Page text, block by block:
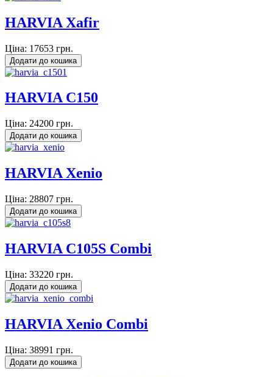
HARVIA Xafir
Ціна: 17653 грн.
HARVIA C150
Ціна: 24200 грн.
HARVIA Xenio
Ціна: 28807 грн.
HARVIA C105S Combi
Ціна: 33220 грн.
HARVIA Xenio Combi
Ціна: 38991 грн.